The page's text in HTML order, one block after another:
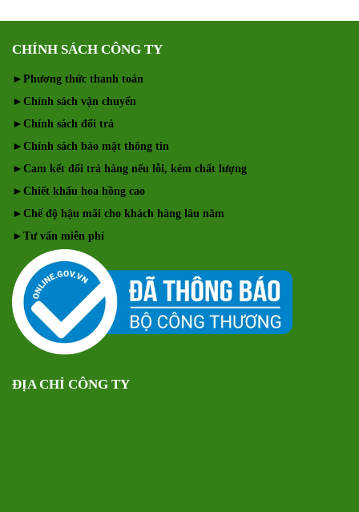
CHÍNH SÁCH CÔNG TY
► Phương thức thanh toán
► Chính sách vận chuyển
► Chính sách đổi trả
► Chính sách bảo mật thông tin
► Cam kết đổi trả hàng nếu lỗi, kém chất lượng
► Chiết khấu hoa hồng cao
► Chế độ hậu mãi cho khách hàng lâu năm
► Tư vấn miễn phí
ĐỊA CHỈ CÔNG TY